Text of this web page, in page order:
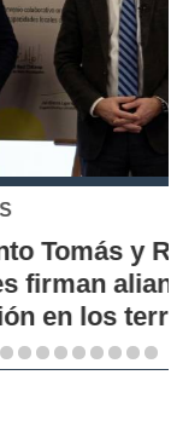
Hubs
impulsar